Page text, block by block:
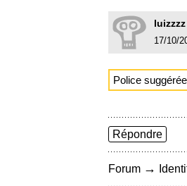
luizzzz
17/10/
Police
Répondre
Forum →